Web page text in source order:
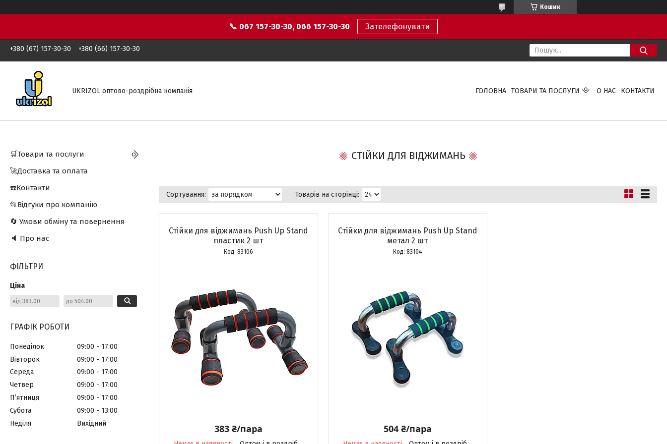
Кошик
📞 067 157-30-30, 066 157-30-30 Зателефонувати
+380 (67) 157-30-30 +380 (66) 157-30-30
UKRIZOL оптово-роздрібна компанія ГОЛОВНА ТОВАРИ ТА ПОСЛУГИ О НАС КОНТАКТИ
СТІЙКИ ДЛЯ ВІДЖИМАНЬ
Стійки для віджимань Push Up Stand
пластик 2 шт
83106
383 ₴/пара
Стійки для віджимань Push Up Stand
метал 2 шт
83104
504 ₴/пара
🛒Товари та послуги
🚀Доставка та оплата
☎️Контакти
📂Відгуки про компанію
🔄 Умови обміну та повернення
🔈 Про нас
ФІЛЬТРИ
Ціна
ГРАФІК РОБОТИ
Понеділок 09:00
17:00
Вівторок
09:00
17:00
Середа
09:00
17:00
Четвер
09:00
17:00
Пʼятниця
09:00
17:00
Субота
09:00
13:00
Неділя
Вихідний